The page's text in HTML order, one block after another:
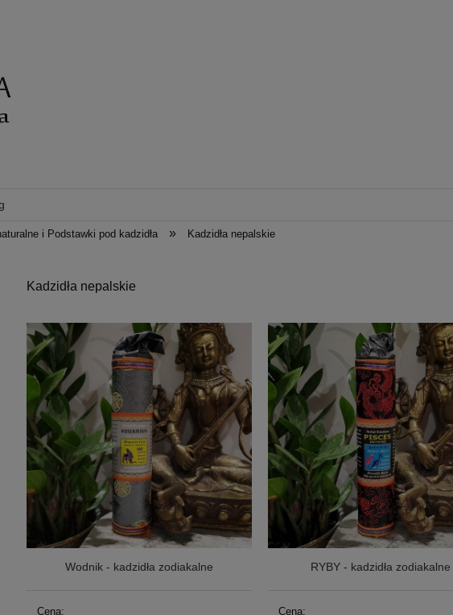
i Podstawki pod kadzidła » Kadzidła nepalskie
Kadzidła nepalskie
Wodnik - kadzidła zodiakalne
Cena:
RYBY - kadzidła zodiakalne
Cena: